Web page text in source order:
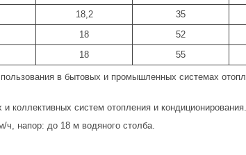
18,2 35
18 52
18 55
в бытовых и промышленных системах
коллективных систем отопления и кондиционирования.
ч, напор: до 18 м водяного столба.